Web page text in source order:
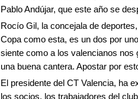
Pablo Andújar, que este año se
Rocío Gil, la concejala de
Copa como esta, es un dos por
siente como a los valencianos nos
una buena cantera. Apostar por
El presidente del CT Valencia, ha
los socios, los trabajadores del